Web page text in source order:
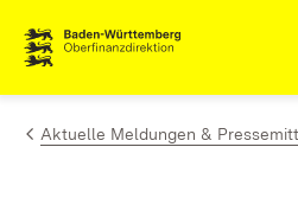
Zum Inhalt springen
Aktuelle Meldungen &